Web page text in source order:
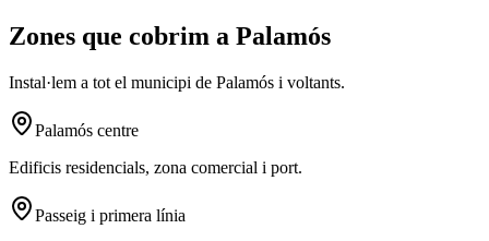
Zones que cobrim a Palamós
Instal·lem a tot el municipi de Palamós i voltants.
Palamós centre
Edificis residencials, zona comercial i port.
Passeig i primera línia